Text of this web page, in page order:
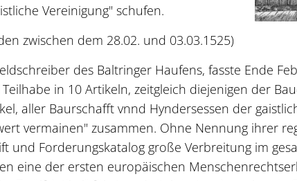
Vereinigung" schufen.
zwischen dem 28.02. und 03.03.1525)
des Baltringer Haufens, fasste Ende
in 10 Artikeln, zeitgleich diejenigen der
aller Baurschafft vnnd Hyndersessen der
vermainen" zusammen. Ohne Nennung ihrer
und Forderungskatalog große Verbreitung im
eine der ersten europäischen